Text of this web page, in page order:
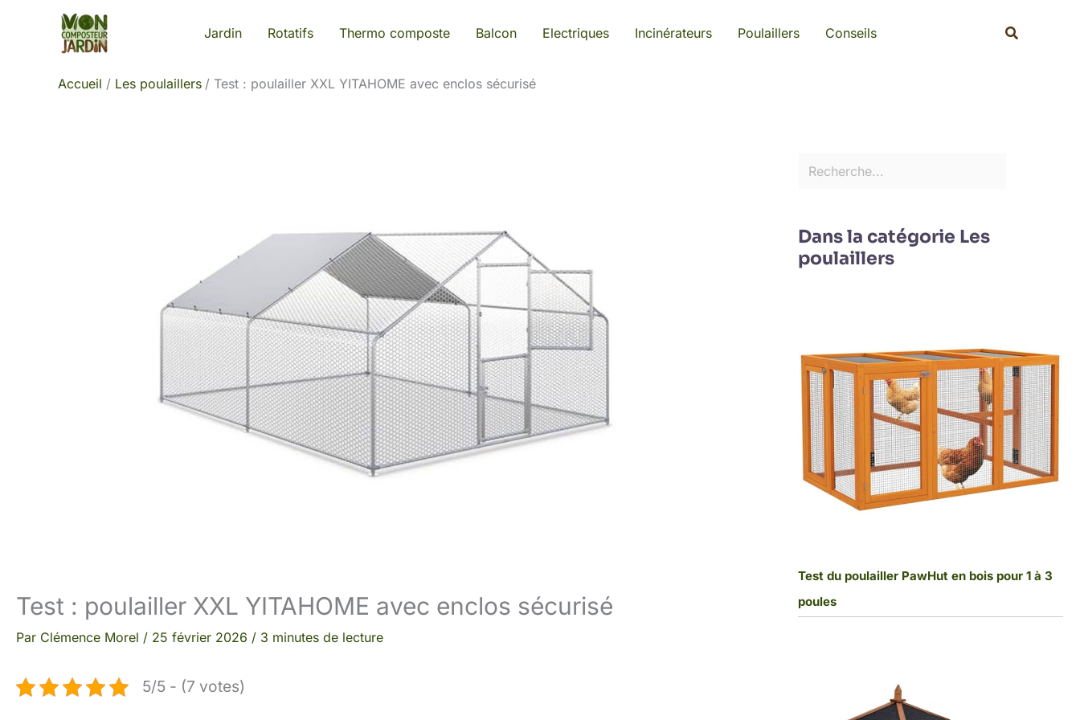
Jardin Rotatifs Thermo composte Balcon Electriques Incinérateurs Poulaillers Conseils
Accueil Les poulaillers Test : poulailler XXL YITAHOME avec enclos sécurisé
Test : poulailler XXL YITAHOME avec enclos sécurisé
Par Clémence Morel / 25 février 2026 / 3 minutes de lecture
5/5 - (7 votes)
Dans la catégorie Les
poulaillers
Test du poulailler PawHut en bois pour 1 à 3
poules